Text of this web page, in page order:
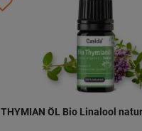
THYMIAN ÖL Bio Linalool